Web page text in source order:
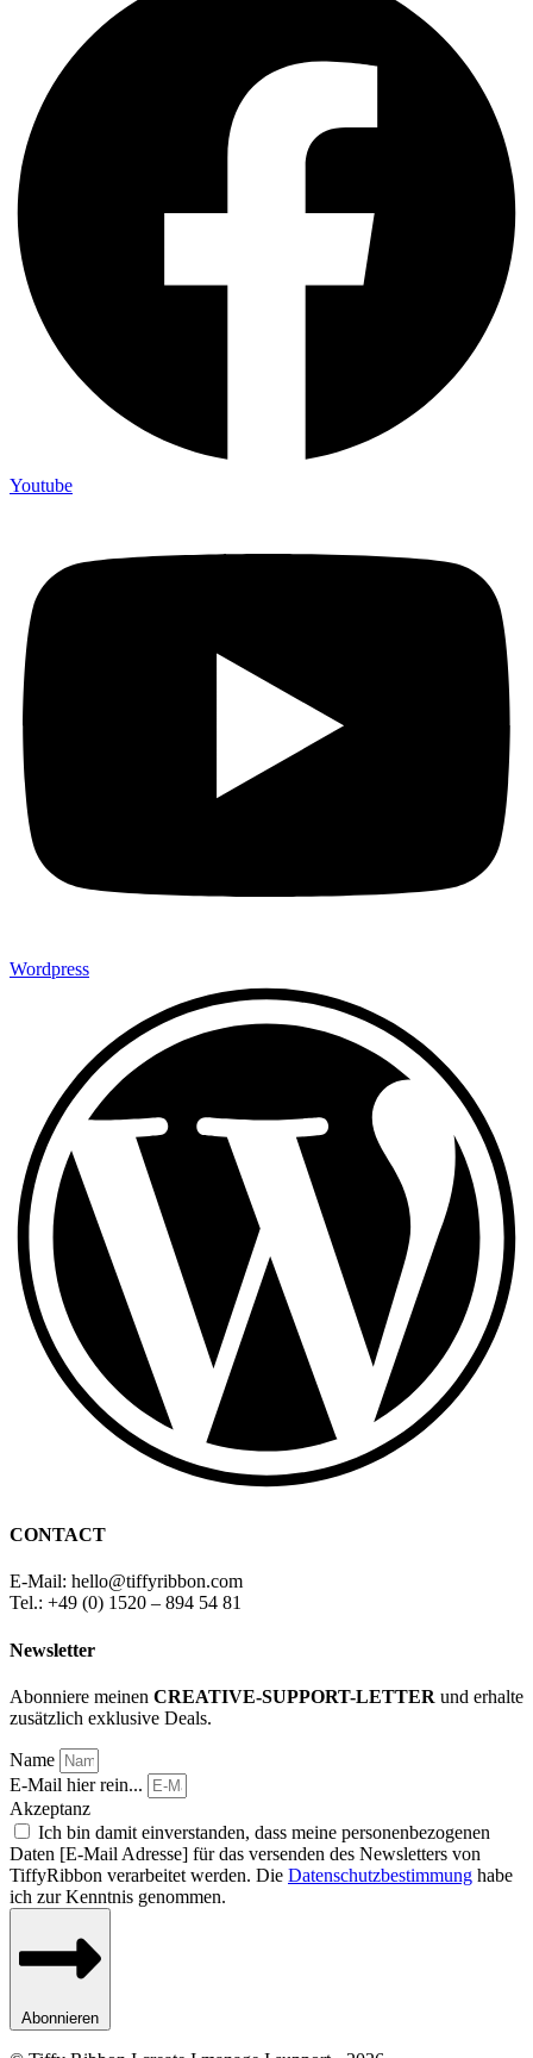
Youtube
Wordpress
CONTACT
E-Mail: hello@tiffyribbon.com
Tel.: +49 (0) 1520 – 894 54 81
Newsletter
Abonniere meinen CREATIVE-SUPPORT-LETTER und erhalte
zusätzlich exklusive Deals.
Name
E-Mail hier rein...
Akzeptanz
Ich bin damit einverstanden, dass meine personenbezogenen
Daten [E-Mail Adresse] für das versenden des Newsletters von
TiffyRibbon verarbeitet werden. Die Datenschutzbestimmung habe
ich zur Kenntnis genommen.
Abonnieren